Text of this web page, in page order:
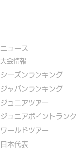
​ニュース
大会情報
シーズンランキング
ジャパンランキング
ジュニアツアー
ジュニアポイントランク
​ワールドツアー
​​日本代表